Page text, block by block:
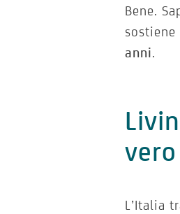
Bene.
anni.
L’Italia